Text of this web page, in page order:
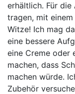
erhältlich. Für
tragen, mit
Witze! Ich mag
eine bessere
eine Creme oder
machen, dass
machen würde.
Zubehör